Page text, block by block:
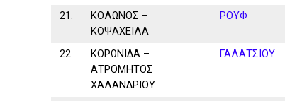
21.
ΚΟΛΩΝΟΣ –
ΚΟΨΑΧΕΙΛΑ
ΡΟΥΦ
22.
ΚΟΡΩΝΙΔΑ –
ΑΤΡΟΜΗΤΟΣ
ΧΑΛΑΝΔΡΙΟΥ
ΓΑΛΑΤΣΙΟΥ